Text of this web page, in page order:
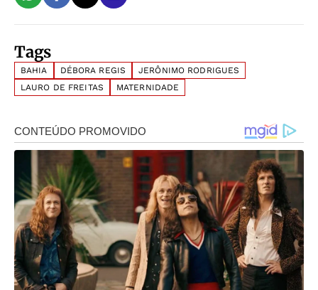
Tags
BAHIA DÉBORA REGIS
JERÔNIMO RODRIGUES
LAURO DE FREITAS
MATERNIDADE